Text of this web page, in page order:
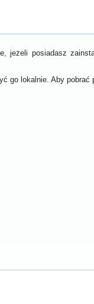
jeżeli posiadasz
go lokalnie. Aby